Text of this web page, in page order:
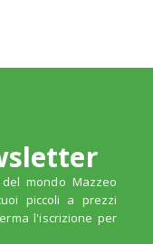
mondo Mazzeo
piccoli a prezzi
l'iscrizione per